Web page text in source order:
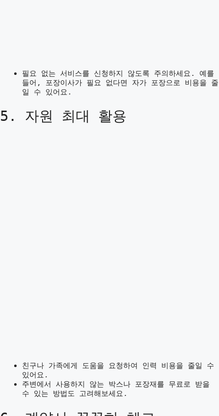
필요 없는 서비스를 신청하지 않도록 주의하세요. 예를
들어, 포장이사가 필요 없다면 자가 포장으로 비용을 줄
일 수 있어요.
5. 자원 최대 활용
친구나 가족에게 도움을 요청하여 인력 비용을 줄일 수
있어요.
주변에서 사용하지 않는 박스나 포장재를 무료로 받을
수 있는 방법도 고려해보세요.